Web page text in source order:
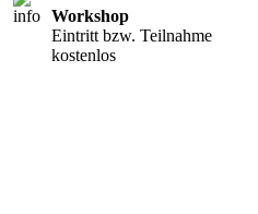
Workshop
Eintritt bzw. Teilnahme
kostenlos